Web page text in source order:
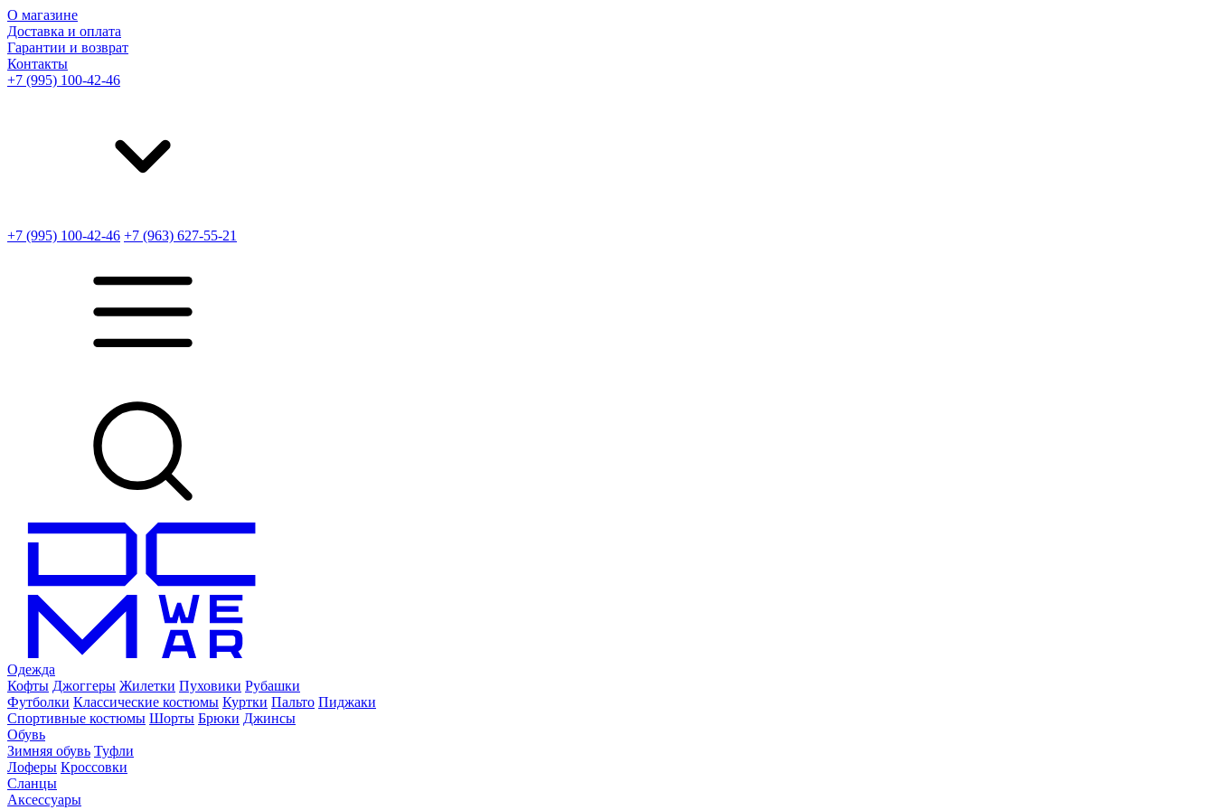
О магазине
Доставка и оплата
Гарантии и возврат
Контакты
+7 (995) 100-42-46
+7 (995) 100-42-46 +7 (963) 627-55-21
Одежда
Кофты Джоггеры Жилетки Пуховики Рубашки
Футболки Классические костюмы Куртки Пальто Пиджаки
Спортивные костюмы Шорты Брюки Джинсы
Обувь
Зимняя обувь Туфли
Лоферы Кроссовки
Сланцы
Аксессуары